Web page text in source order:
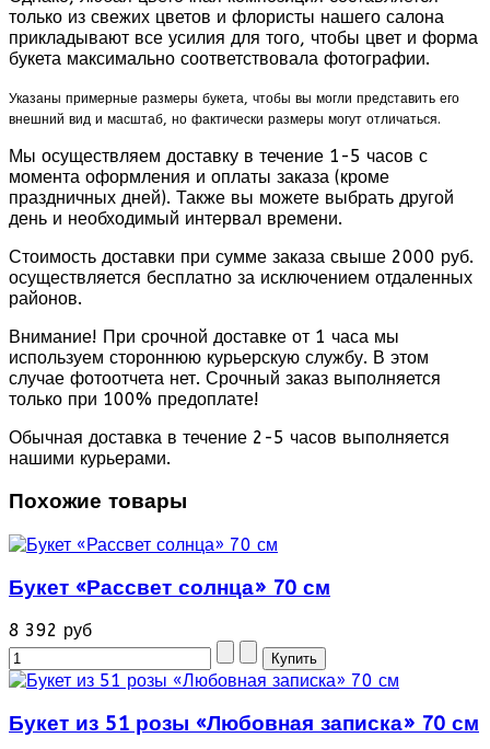
только из свежих цветов и флористы нашего салона
прикладывают все усилия для того, чтобы цвет и форма
букета максимально соответствовала фотографии.
Указаны примерные размеры букета, чтобы вы могли представить его
внешний вид и масштаб, но фактически размеры могут отличаться.
Мы осуществляем доставку в течение 1-5 часов с
момента оформления и оплаты заказа (кроме
праздничных дней). Также вы можете выбрать другой
день и необходимый интервал времени.
Стоимость доставки при сумме заказа свыше 2000 руб.
осуществляется бесплатно за исключением отдаленных
районов.
Внимание! При срочной доставке от 1 часа мы
используем стороннюю курьерскую службу. В этом
случае фотоотчета нет. Срочный заказ выполняется
только при 100% предоплате!
Обычная доставка в течение 2-5 часов выполняется
нашими курьерами.
Похожие товары
Букет «Рассвет солнца» 70 см
8 392 руб
Букет из 51 розы «Любовная записка» 70 см